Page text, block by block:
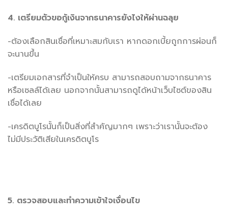
4. เตรียมตัวขอกู้เงินจากธนาคารยังไงให้ผ่านฉลุย
-ต้องเลือกสินเชื่อที่เหมาะสมกับเรา หากดอกเบี้ยถูกการผ่อนก็
จะนานขึ้น
-เตรียมเอกสารที่จำเป็นให้ครบ สามารถสอบถามจากธนาคาร
หรือเซลล์ได้เลย นอกจากนั้นสามารถดูได้หน้าเว็บไซต์ของสิน
เชื่อได้เลย
-เครดิตบูโรนั้นก็เป็นสิ่งที่สำคัญมากๆ เพราะว่าเรานั้นจะต้อง
ไม่มีประวัติเสียในเครดิตบูโร
5. ตรวจสอบและทำความเข้าใจเงื่อนไข